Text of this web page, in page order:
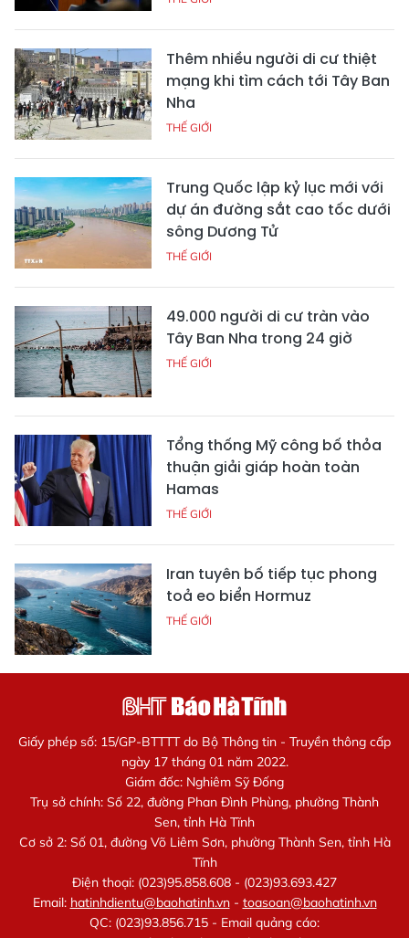
Thêm nhiều người di cư thiệt
mạng khi tìm cách tới Tây Ban
Nha
THẾ GIỚI
Trung Quốc lập kỷ lục mới với
dự án đường sắt cao tốc dưới
sông Dương Tử
THẾ GIỚI
49.000 người di cư tràn vào
Tây Ban Nha trong 24 giờ
THẾ GIỚI
Tổng thống Mỹ công bố thỏa
thuận giải giáp hoàn toàn
Hamas
THẾ GIỚI
Iran tuyên bố tiếp tục phong
toả eo biển Hormuz
THẾ GIỚI
Giấy phép số: 15/GP-BTTTT do Bộ Thông tin - Truyền thông cấp
ngày 17 tháng 01 năm 2022.
Giám đốc: Nghiêm Sỹ Đống
Trụ sở chính: Số 22, đường Phan Đình Phùng, phường Thành
Sen, tỉnh Hà Tĩnh
Cơ sở 2: Số 01, đường Võ Liêm Sơn, phường Thành Sen, tỉnh Hà
Tĩnh
Điện thoại: (023)95.858.608 - (023)93.693.427
Email: hatinhdientu@baohatinh.vn- toasoan@baohatinh.vn
QC: (023)93.856.715 - Email quảng cáo: